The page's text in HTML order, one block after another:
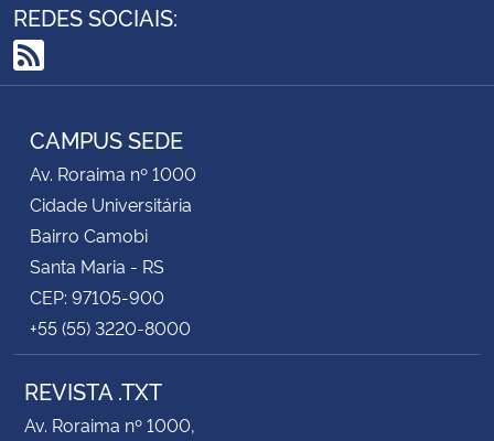
Secretaria de Governo
Advocacia-Geral da União
Banco Central do Brasil
Planalto
REDES SOCIAIS:
RSS
CAMPUS SEDE
Av. Roraima nº 1000
Cidade Universitária
Bairro Camobi
Santa Maria - RS
CEP: 97105-900
+55 (55) 3220-8000
REVISTA .TXT
Av. Roraima nº 1000,